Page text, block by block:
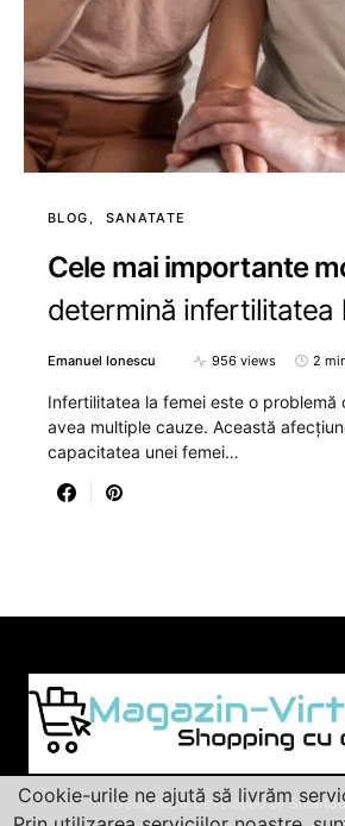
BLOG SANATATE
Cele mai importante
determină infertilitatea
Emanuel Ionescu 956 views 2
Infertilitatea la femei este o problemă
avea multiple cauze. Această
capacitatea unei femei…
Designed & Developed by
Cookie-urile ne ajută să livrăm